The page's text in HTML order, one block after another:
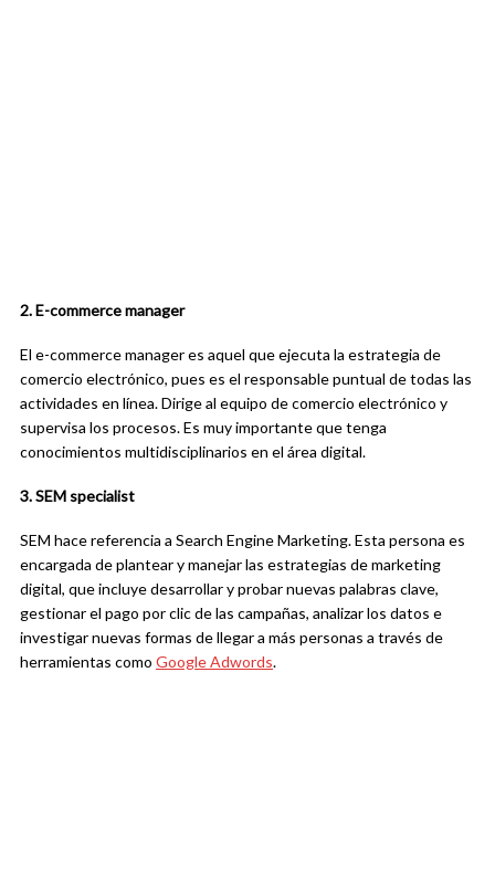
2. E-commerce manager
El e-commerce manager es aquel que ejecuta la estrategia de
comercio electrónico, pues es el responsable puntual de todas las
actividades en línea. Dirige al equipo de comercio electrónico y
supervisa los procesos. Es muy importante que tenga
conocimientos multidisciplinarios en el área digital.
3. SEM specialist
SEM hace referencia a Search Engine Marketing. Esta persona es
encargada de plantear y manejar las estrategias de marketing
digital, que incluye desarrollar y probar nuevas palabras clave,
gestionar el pago por clic de las campañas, analizar los datos e
investigar nuevas formas de llegar a más personas a través de
herramientas como Google Adwords.